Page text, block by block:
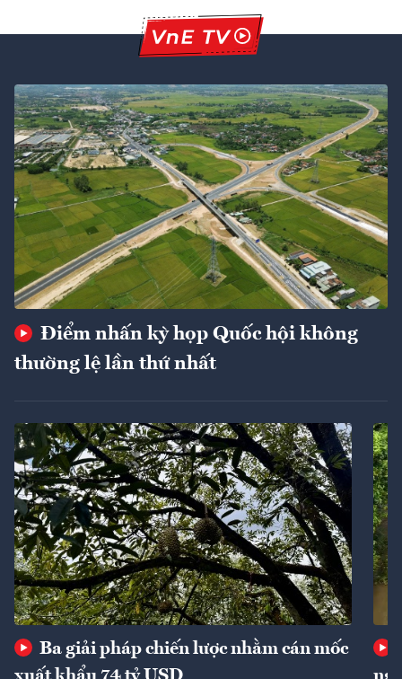
Điểm nhấn kỳ họp Quốc hội không
thường lệ lần thứ nhất
Ba giải pháp chiến lược nhằm cán mốc